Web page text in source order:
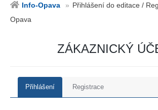
Info-Opava
Přihlášení do editace /
Opava
ZÁKAZNICKÝ
Přihlášení Registrace